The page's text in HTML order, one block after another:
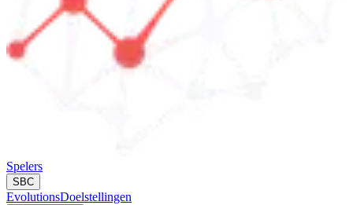
Spelers
SBC
EvolutionsDoelstellingen